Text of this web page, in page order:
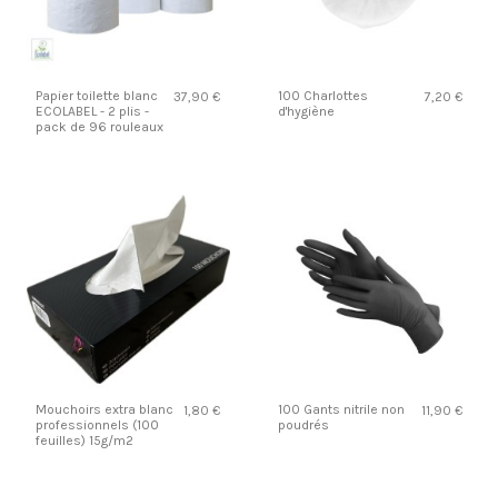
Papier toilette blanc
ECOLABEL - 2 plis -
pack de 96 rouleaux
37,90 €
100 Charlottes
d'hygiène
7,20 €
Mouchoirs extra blanc
professionnels (100
feuilles) 15g/m2
1,80 €
100 Gants nitrile non
poudrés
11,90 €